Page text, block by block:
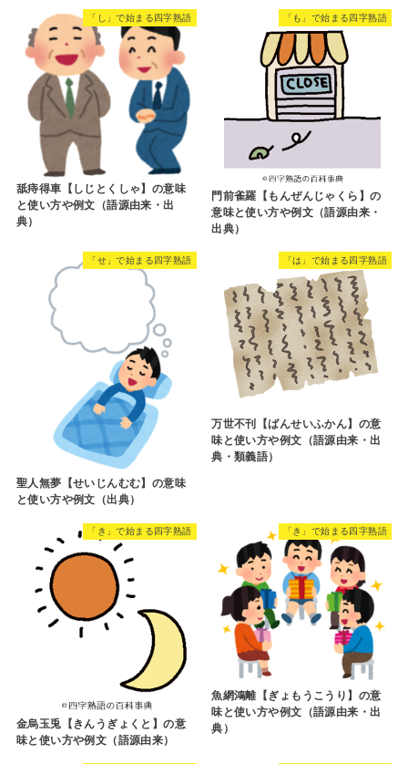
「し」で始まる四字熟語
舐痔得車【しじとくしゃ】の意味
と使い方や例文（語源由来・出
典）
「も」で始まる四字熟語
門前雀羅【もんぜんじゃくら】の
意味と使い方や例文（語源由来・
出典）
「せ」で始まる四字熟語
聖人無夢【せいじんむむ】の意味
と使い方や例文（出典）
「は」で始まる四字熟語
万世不刊【ばんせいふかん】の意
味と使い方や例文（語源由来・出
典・類義語）
「き」で始まる四字熟語
金烏玉兎【きんうぎょくと】の意
味と使い方や例文（語源由来）
「き」で始まる四字熟語
魚網鴻離【ぎょもうこうり】の意
味と使い方や例文（語源由来・出
典）